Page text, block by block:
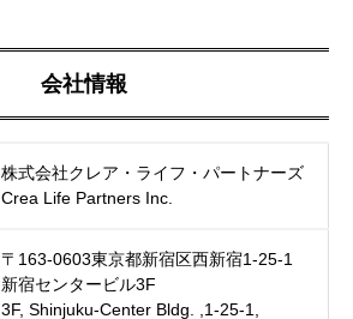
会社情報
株式会社クレア・ライフ・パートナーズ
Crea Life Partners Inc.
〒163-0603東京都新宿区西新宿1-25-1
新宿センタービル3F
3F, Shinjuku-Center Bldg. ,1-25-1,